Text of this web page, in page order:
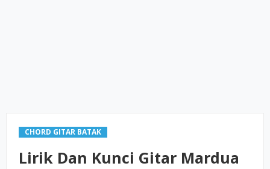
CHORD GITAR BATAK
Lirik Dan Kunci Gitar Mardua